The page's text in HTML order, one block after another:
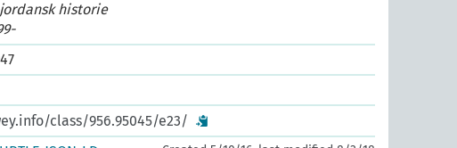
historie
class/956.95045/e23/